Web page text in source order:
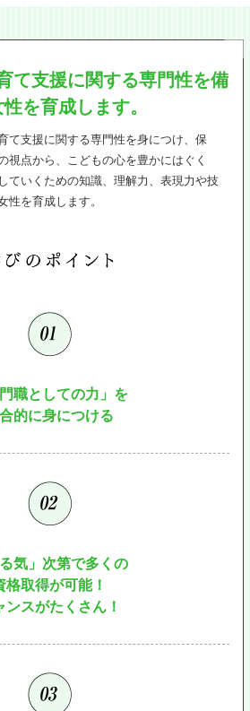
て支援に関する専門性を備
を育成します。
て支援に関する専門性を身につけ、保
視点から、こどもの心を豊かにはぐく
ていくための知識、理解力、表現力や技
性を育成します。
門職としての力」を
的に身につける
る気」次第で多くの
格取得が可能！
ンスがたくさん！